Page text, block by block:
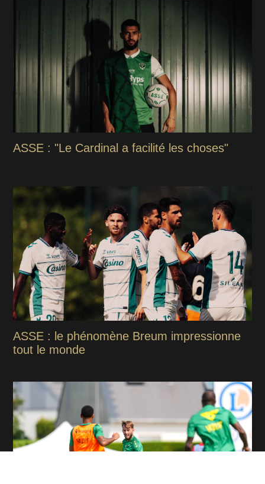
ASSE : "Le Cardinal a facilité les choses"
ASSE : le phénomène Breum impressionne
tout le monde